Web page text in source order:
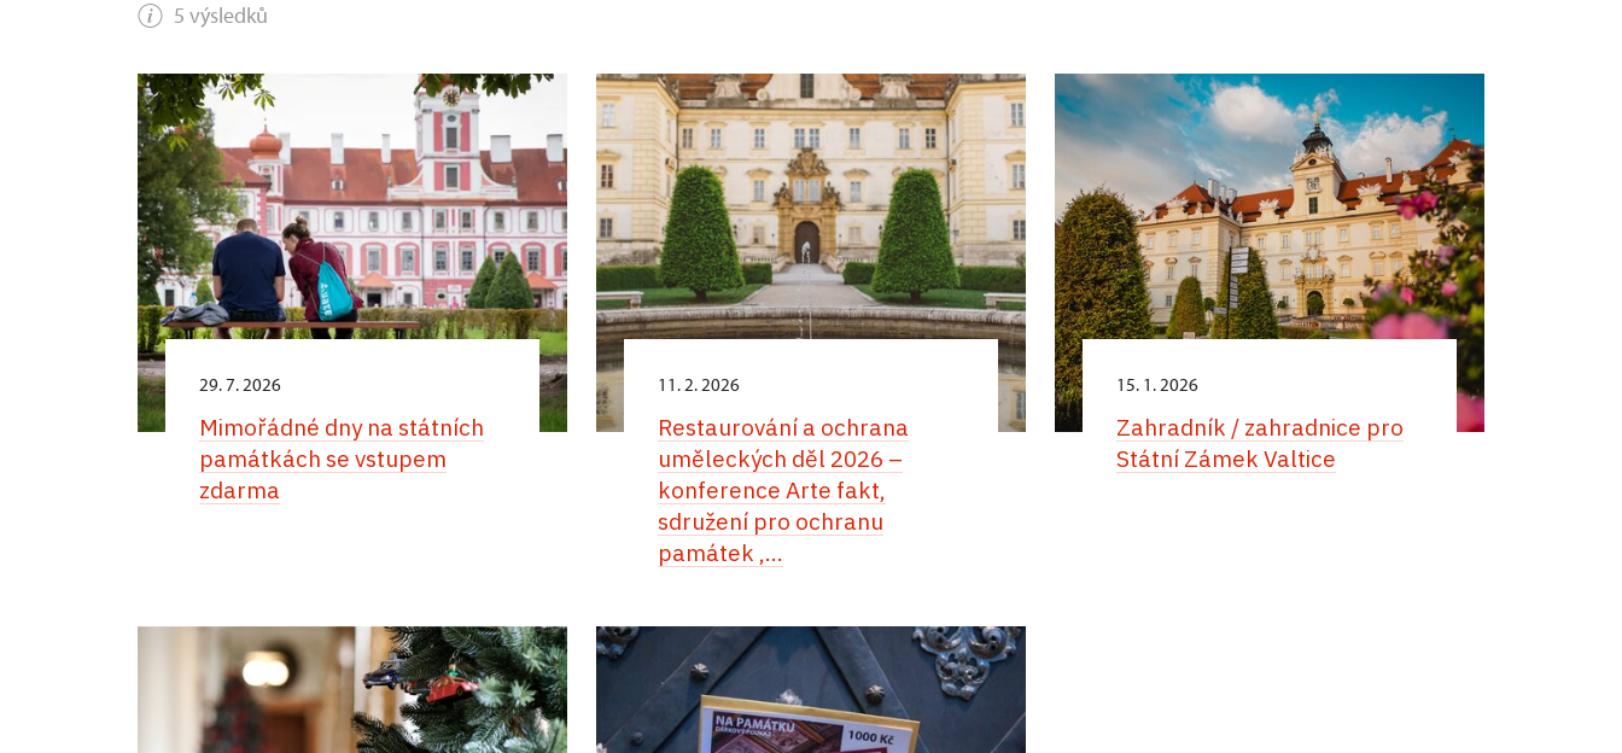
5 výsledků
29. 7. 2026
Mimořádné dny na státních
památkách se vstupem
zdarma
11. 2. 2026
Restaurování a ochrana
uměleckých děl 2026 –
konference Arte fakt,
sdružení pro ochranu
památek ,...
15. 1. 2026
Zahradník / zahradnice pro
Státní Zámek Valtice